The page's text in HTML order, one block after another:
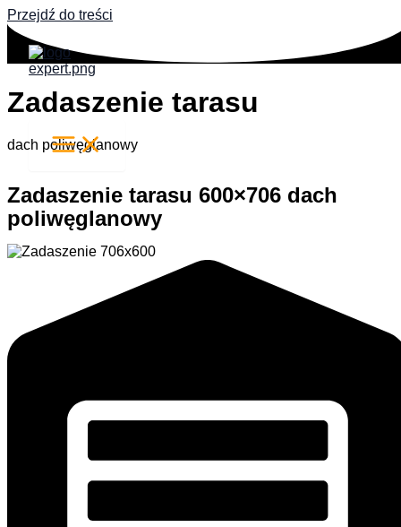
Przejdź do treści
Zadaszenie tarasu
dach poliwęglanowy
Zadaszenie tarasu 600×706 dach
poliwęglanowy